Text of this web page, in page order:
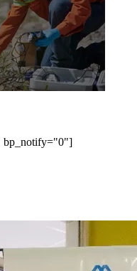
bp_notify="0"]